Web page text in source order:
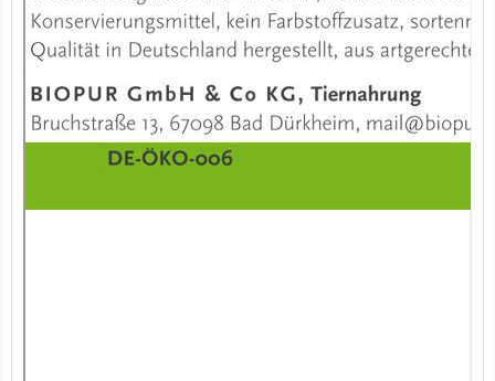
7er-VE Bio Tee Wilde Brennnessel 60g Belt's Bio